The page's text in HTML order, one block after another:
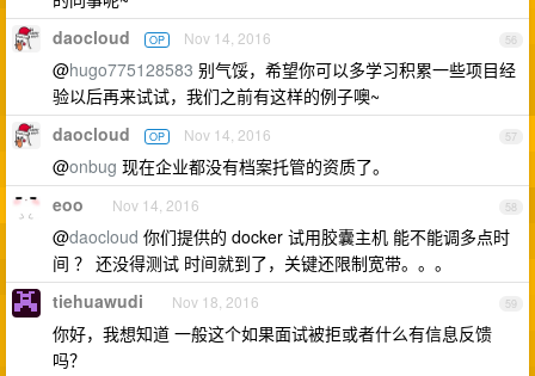
56
daocloud OP Nov 14, 2016
@hugo775128583 别气馁，希望你可以多学习积累一些项目经
验以后再来试试，我们之前有这样的例子噢~
57
daocloud OP Nov 14, 2016
@onbug 现在企业都没有档案托管的资质了。
58
eoo Nov 14, 2016
@daocloud 你们提供的 docker 试用胶囊主机 能不能调多点时
间 ？ 还没得测试 时间就到了，关键还限制宽带。。。
59
tiehuawudi Nov 18, 2016
你好，我想知道 一般这个如果面试被拒或者什么有信息反馈
吗？